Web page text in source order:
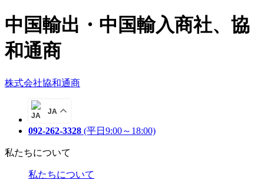
中国輸出・中国輸入商社、協
和通商
株式会社協和通商
JA
092-262-3328 (平日9:00～18:00)
私たちについて
私たちについて